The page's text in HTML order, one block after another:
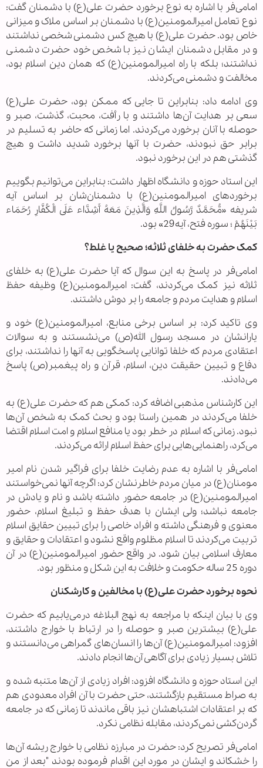
امامی‌فر با اشاره به نوع برخورد حضرت علی(ع) با دشمنان گفت:
نوع تعامل امیرالمومنین(ع) با دشمنان بر اساس ملاک و میزانی
خاص بود. حضرت علی(ع) با هیچ کس دشمنی شخصی نداشتند
و در مقابل دشمنان ایشان نیز با شخص خود حضرت دشمنی
نداشتند؛ بلکه با راه امیرالمومنین(ع) که همان دین اسلام بود،
مخالفت و دشمنی می‌کردند.
وی ادامه داد: بنابراین تا جایی که ممکن بود، حضرت علی(ع)
سعی بر هدایت آن‌ها داشتند و با رأفت، محبت، گذشت، صبر و
حوصله با آنان برخورد می‌کردند. اما زمانی که حاضر به تسلیم در
برابر حق نبودند، حضرت با آنها برخورد شدید داشت و هیچ
گذشتی هم در این برخورد نبود.
این استاد حوزه و دانشگاه اظهار داشت: بنابراین می‌توانیم بگوییم
برخوردهای امیرالمومنین(ع) با دشمنان‌شان بر اساس آیه
شریفه «مُّحَمَّدٌ رَّسُولُ اللَّهِ وَالَّذِينَ مَعَهُ أَشِدَّاء عَلَى الْكُفَّارِ رُحَمَاء
بَيْنَهُمْ ؛ سوره فتح، آیه29» بود.
کمک حضرت به خلفای ثلاثه؛ صحیح یا غلط؟
امامی‌فر در پاسخ به این سوال که آیا حضرت علی(ع) به خلفای
ثلاثه نیز کمک می‌کردند، گفت: امیرالمومنین(ع) وظیفه حفظ
اسلام و هدایت مردم و جامعه را بر دوش داشتند.
وی تاکید کرد: بر اساس برخی منابع، امیرالمومنین(ع) خود و
یارانشان در مسجد رسول الله(ص) می‌نشستند و به سوالات
اعتقادی مردم که خلفا توانایی پاسخگویی به آنها را نداشتند، برای
دفاع و تبیین حقیقت دین، اسلام، قرآن و راه پیغمبر(ص) پاسخ
می‌دادند.
این کارشناس مذهبی اضافه کرد: کمکی هم که حضرت علی(ع) به
خلفا می‌کردند در همین راستا بود و بحث کمک به شخص آن‌ها
نبود. زمانی که اسلام در خطر بود یا منافع اسلام و امت اسلام اقتضا
می‌کرد، راهنمایی‌هایی برای حفظ اسلام ارائه می‌کردند.
امامی‌فر با اشاره به عدم رضایت خلفا برای فراگیر شدن نام امیر
مومنان(ع) در میان مردم خاطرنشان کرد: اگرچه آنها نمی‌خواستند
امیرالمومنین(ع) در جامعه حضور داشته باشد و نام و یادش در
جامعه نباشد؛ ولی ایشان با هدف حفظ و تبلیغ اسلام، حضور
معنوی و فرهنگی داشته و افراد خاصی را برای تبیین حقایق اسلام
تربیت می‌کردند تا اسلام مظلوم واقع نشود و اعتقادات و حقایق و
معارف اسلامی بیان شود. در واقع حضور امیرالمومنین(ع) در آن
دوره 25 ساله حکومت و خلافت به این شکل و منظور بود.
نحوه برخورد حضرت علی(ع) با مخالفین و کارشکنان
وی با بیان اینکه با مراجعه به نهج البلاغه درمی‌یابیم که حضرت
علی(ع) بیشترین صبر و حوصله را در ارتباط با خوارج داشتند،
افزود: امیرالمومنین(ع) آن‌ها را انسان‌های گمراهی می‌دانستند و
تلاش بسیار زیادی برای آگاهی آن‌ها انجام ‌دادند.
این استاد حوزه و دانشگاه افزود: افراد زیادی از آن‌ها متنبه شده و
به صراط مستقیم بازگشتند، حتی حضرت با آن افراد معدودی هم
که بر اعتقادات اشتباهشان نیز باقی ماندند تا زمانی که در جامعه
گردن‌کشی نمی‌کردند، مقابله نظامی نکرد.
امامی‌فر تصریح کرد:‌ حضرت در مبارزه نظامی با خوارج ریشه آن‌ها
را خشکاند و ایشان در مورد این اقدام فرموده بودند "بعد از من